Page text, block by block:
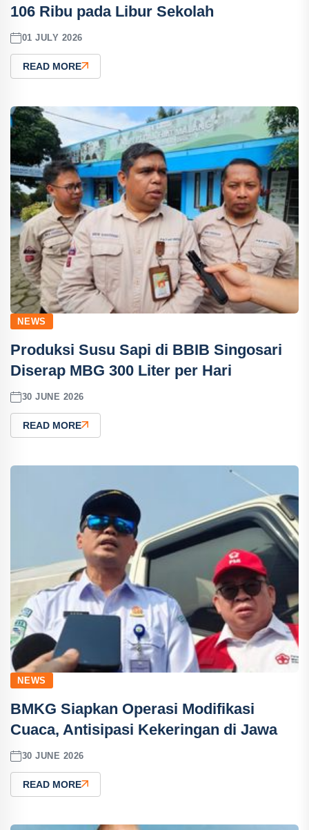
106 Ribu pada Libur Sekolah
01 JULY 2026
READ MORE
NEWS
Produksi Susu Sapi di BBIB Singosari
Diserap MBG 300 Liter per Hari
30 JUNE 2026
READ MORE
NEWS
BMKG Siapkan Operasi Modifikasi
Cuaca, Antisipasi Kekeringan di Jawa
30 JUNE 2026
READ MORE